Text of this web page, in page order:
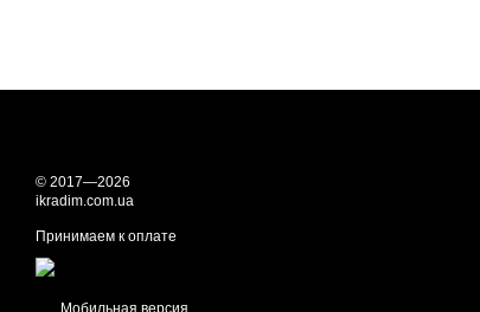
© 2017—2026
ikradim.com.ua
Принимаем к оплате
Мобильная версия